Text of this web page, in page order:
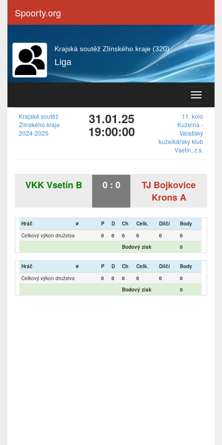
Spoorty.org
Krajská soutěž Zlínského kraje (320)
Liga
Navigace
Krajská soutěž
Zlínského kraje
2024-2025
31.01.25
19:00:00
11. kolo
Kuželna -
Valašský
kuželkářský klub
Vsetín, z.s.
VKK Vsetín B 0: 0
TJ Bojkovice
Krons A
Hráč # P D Ch Celk. Dílčí
Body
Celkový výkon družstva
0 0 0 0 0
0
Bodový zisk
0
Hráč # P D Ch Celk. Dílčí
Body
Celkový výkon družstva
0 0 0 0 0
0
Bodový zisk
0